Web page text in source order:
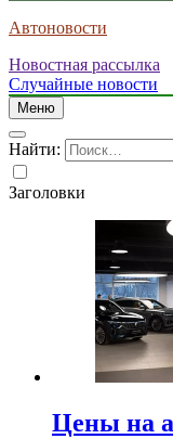
Автоновости
Новостная рассылка
Случайные новости
Меню
Найти:
Заголовки
Цены на